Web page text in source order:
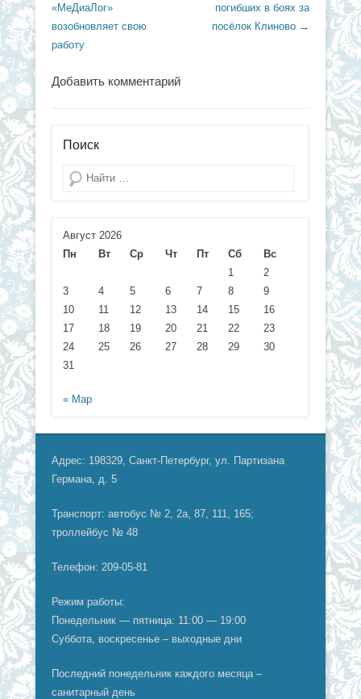
«МеДиаЛог»
возобновляет свою
работу
погибших в боях за
посёлок Клиново →
Добавить комментарий
Поиск
Поиск
Август 2026
Пн
Вт Ср Чт Пт Сб
Вс
1
2
3
4 5 6 7 8
9
10
11 12 13 14 15
16
17
18 19 20 21 22
23
24
25 26 27 28 29
30
31
« Мар
Адрес: 198329, Санкт-Петербург, ул. Партизана
Германа, д. 5
Транспорт: автобус № 2, 2а, 87, 111, 165;
троллейбус № 48
Телефон: 209-05-81
Режим работы:
Понедельник — пятница: 11:00 — 19:00
Суббота, воскресенье – выходные дни
Последний понедельник каждого месяца –
санитарный день